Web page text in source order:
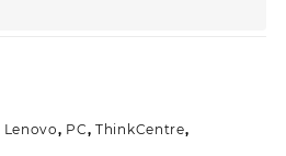
Lenovo, PC,ThinkCentre,